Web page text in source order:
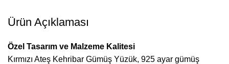
Ürün Açıklaması
Özel Tasarım ve Malzeme Kalitesi
Kırmızı Ateş Kehribar Gümüş Yüzük, 925 ayar gümüş